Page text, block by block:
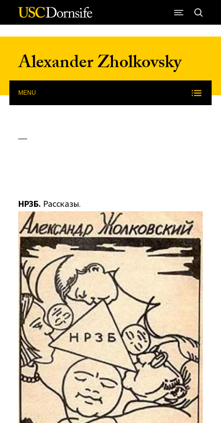
Skip to Content
Alexander Zholkovsky
MENU
_
HРЗБ. Рассказы.